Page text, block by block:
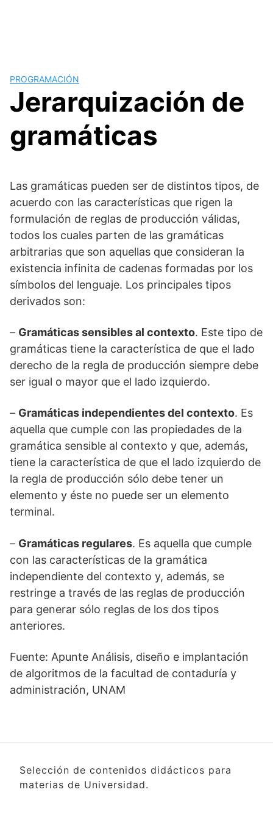
PROGRAMACIÓN
Jerarquización de
gramáticas
Las gramáticas pueden ser de distintos tipos, de
acuerdo con las características que rigen la
formulación de reglas de producción válidas,
todos los cuales parten de las gramáticas
arbitrarias que son aquellas que consideran la
existencia infinita de cadenas formadas por los
símbolos del lenguaje. Los principales tipos
derivados son:
– Gramáticas sensibles al contexto. Este tipo de
gramáticas tiene la característica de que el lado
derecho de la regla de producción siempre debe
ser igual o mayor que el lado izquierdo.
– Gramáticas independientes del contexto. Es
aquella que cumple con las propiedades de la
gramática sensible al contexto y que, además,
tiene la característica de que el lado izquierdo de
la regla de producción sólo debe tener un
elemento y éste no puede ser un elemento
terminal.
– Gramáticas regulares. Es aquella que cumple
con las características de la gramática
independiente del contexto y, además, se
restringe a través de las reglas de producción
para generar sólo reglas de los dos tipos
anteriores.
Fuente: Apunte Análisis, diseño e implantación
de algoritmos de la facultad de contaduría y
administración, UNAM
Selección de contenidos didácticos para
materias de Universidad.